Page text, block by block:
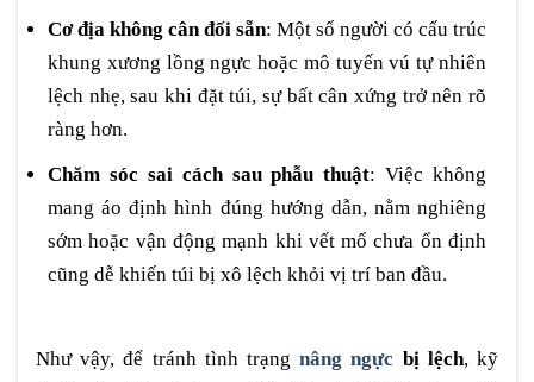
Cơ địa không cân đối sẵn: Một số người có cấu trúc
khung xương lồng ngực hoặc mô tuyến vú tự nhiên
lệch nhẹ, sau khi đặt túi, sự bất cân xứng trở nên rõ
ràng hơn.
Chăm sóc sai cách sau phẫu thuật: Việc không
mang áo định hình đúng hướng dẫn, nằm nghiêng
sớm hoặc vận động mạnh khi vết mổ chưa ổn định
cũng dễ khiến túi bị xô lệch khỏi vị trí ban đầu.
Như vậy, để tránh tình trạngnâng ngực bị lệch, kỹ